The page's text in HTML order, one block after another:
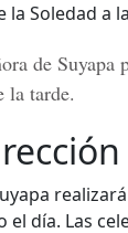
Soledad a
de Suyapa
la tarde.
día. Las